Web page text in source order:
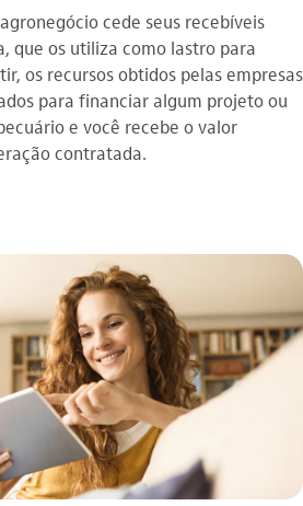
cede seus recebíveis
que os utiliza como lastro para
os recursos obtidos pelas empresas
para financiar algum projeto ou
e você recebe o valor
contratada.